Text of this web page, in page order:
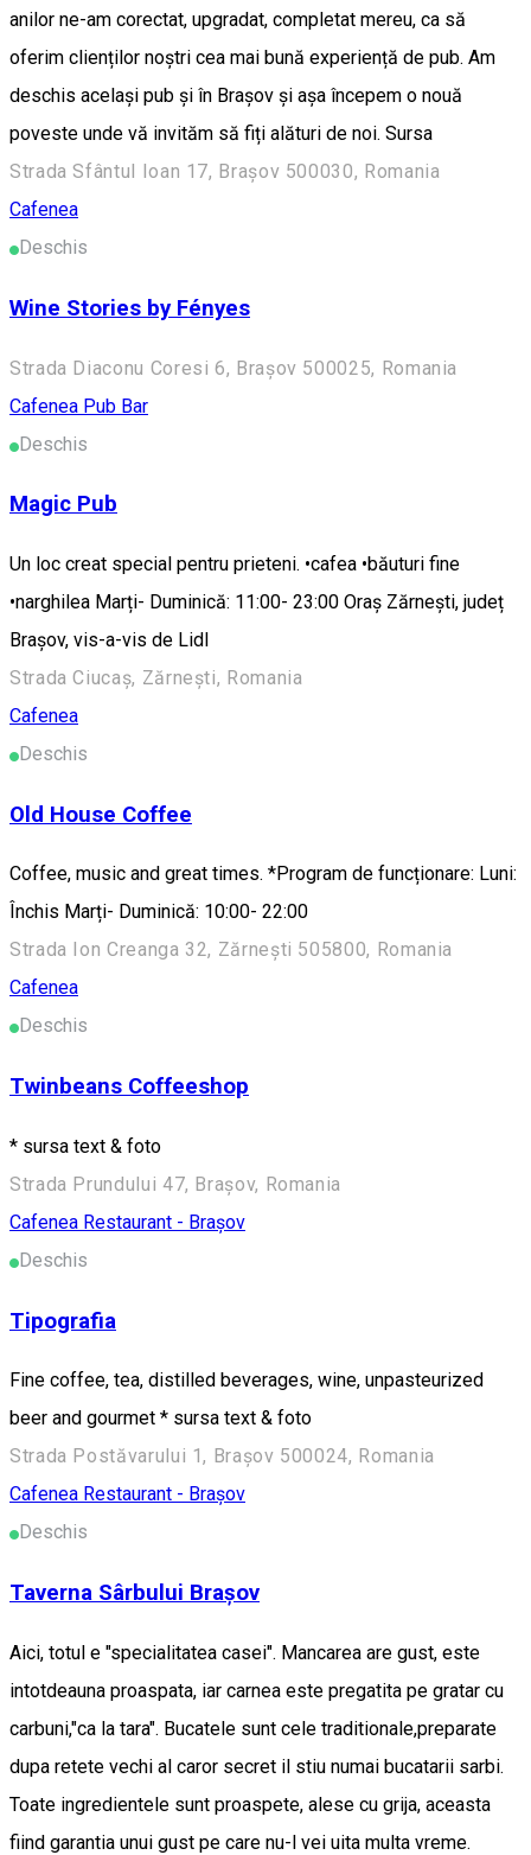
anilor ne-am corectat, upgradat, completat mereu, ca să
oferim clienților noștri cea mai bună experiență de pub. Am
deschis același pub și în Brașov și așa începem o nouă
poveste unde vă invităm să fiți alături de noi. Sursa
Strada Sfântul Ioan 17, Brașov 500030, Romania
Cafenea
Deschis
Wine Stories by Fényes
Strada Diaconu Coresi 6, Brașov 500025, Romania
Cafenea Pub Bar
Deschis
Magic Pub
Un loc creat special pentru prieteni. •cafea •băuturi fine
•narghilea Marți- Duminică: 11:00- 23:00 Oraş Zărneşti, județ
Braşov, vis-a-vis de Lidl
Strada Ciucaș, Zărnești, Romania
Cafenea
Deschis
Old House Coffee
Coffee, music and great times. *Program de funcționare: Luni:
Închis Marți- Duminică: 10:00- 22:00
Strada Ion Creanga 32, Zărnești 505800, Romania
Cafenea
Deschis
Twinbeans Coffeeshop
* sursa text & foto
Strada Prundului 47, Brașov, Romania
Cafenea Restaurant - Brașov
Deschis
Tipografia
Fine coffee, tea, distilled beverages, wine, unpasteurized
beer and gourmet * sursa text & foto
Strada Postăvarului 1, Brașov 500024, Romania
Cafenea Restaurant - Brașov
Deschis
Taverna Sârbului Brașov
Aici, totul e "specialitatea casei". Mancarea are gust, este
intotdeauna proaspata, iar carnea este pregatita pe gratar cu
carbuni,"ca la tara". Bucatele sunt cele traditionale,preparate
dupa retete vechi al caror secret il stiu numai bucatarii sarbi.
Toate ingredientele sunt proaspete, alese cu grija, aceasta
fiind garantia unui gust pe care nu-l vei uita multa vreme.